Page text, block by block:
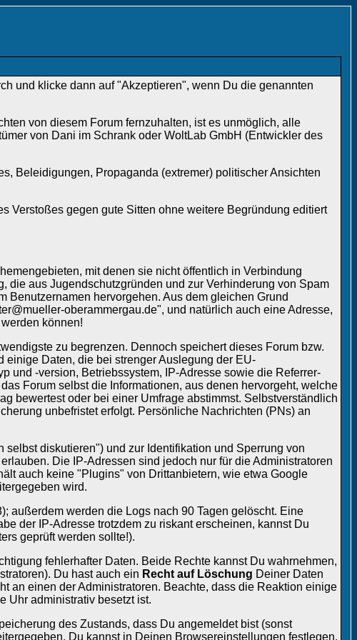
und klicke dann auf "Akzeptieren", wenn Du die genannten
von diesem Forum fernzuhalten, ist es unmöglich, alle
von Dani im Schrank oder WoltLab GmbH (Entwickler des
Beleidigungen, Propaganda (extremer) politischer Ansichten
Verstoßes gegen gute Sitten ohne weitere Begründung editiert
mit denen sie nicht öffentlich in Verbindung
die aus Jugendschutzgründen und zur Verhinderung von Spam
Benutzernamen hervorgehen. Aus dem gleichen Grund
oberammergau.de", und natürlich auch eine Adresse,
können!
zu begrenzen. Dennoch speichert dieses Forum bzw.
Daten, die bei strenger Auslegung der EU-
und -version, Betriebssystem, IP-Adresse sowie die Referrer-
Forum selbst die Informationen, aus denen hervorgeht, welche
bewertest oder bei einer Umfrage abstimmst. Selbstverständlich
unbefristet erfolgt. Persönliche Nachrichten (PNs) an
diskutieren") und zur Identifikation und Sperrung von
Die IP-Adressen sind jedoch nur für die Administratoren
auch keine "Plugins" von Drittanbietern, wie etwa Google
wird.
außerdem werden die Logs nach 90 Tagen gelöscht. Eine
der IP-Adresse trotzdem zu riskant erscheinen, kannst Du
geprüft werden sollte!).
fehlerhafter Daten. Beide Rechte kannst Du wahrnehmen,
Du hast auch ein Recht auf Löschung Deiner Daten
an einen der Administratoren. Beachte, dass die Reaktion einige
Uhr administrativ besetzt ist.
des Zustands, dass Du angemeldet bist (sonst
Du kannst in Deinen Browsereinstellungen festlegen,